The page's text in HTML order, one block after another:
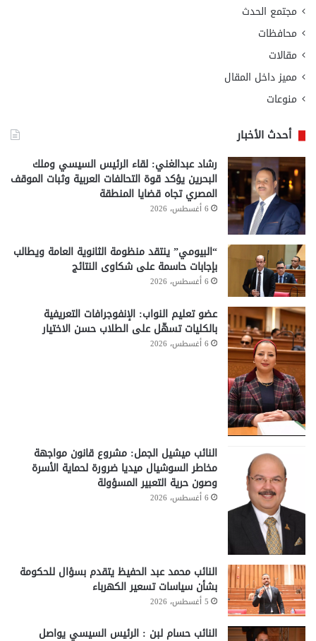
مجتمع الحدث
محافظات
مقالات
مميز داخل المقال
منوعات
أحدث الأخبار
رشاد عبدالغني: لقاء الرئيس السيسي وملك
البحرين يؤكد قوة التحالفات العربية وثبات الموقف
المصري تجاه قضايا المنطقة
6 أغسطس، 2026
“البيومي” ينتقد منظومة الثانوية العامة ويطالب
بإجابات حاسمة على شكاوى النتائج
6 أغسطس، 2026
عضو تعليم النواب: الإنفوجرافات التعريفية
بالكليات تسهّل على الطلاب حسن الاختيار
6 أغسطس، 2026
النائب ميشيل الجمل: مشروع قانون مواجهة
مخاطر السوشيال ميديا ضرورة لحماية الأسرة
وصون حرية التعبير المسؤولة
6 أغسطس، 2026
النائب محمد عبد الحفيظ يتقدم بسؤال للحكومة
بشأن سياسات تسعير الكهرباء
5 أغسطس، 2026
النائب حسام لبن : الرئيس السيسي يواصل